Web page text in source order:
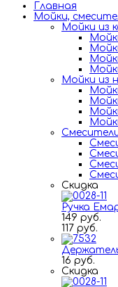
Главная
Мойки,
Mойки из
Мойки из
Скидка
Ручка
149 руб.
117 руб.
16 руб.
Скидка